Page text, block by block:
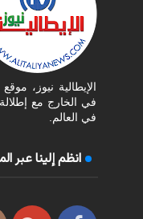
الإيطالية نيوز،
في الخارج مع
في العالم.
انظم إلينا عبر